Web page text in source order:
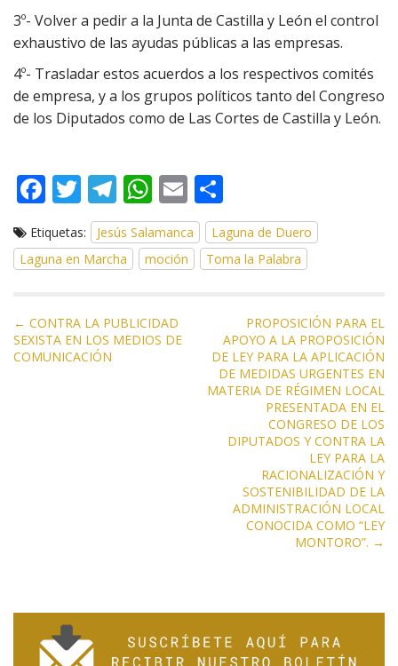
3º- Volver a pedir a la Junta de Castilla y León el control
exhaustivo de las ayudas públicas a las empresas.
4º- Trasladar estos acuerdos a los respectivos comités
de empresa, y a los grupos políticos tanto del Congreso
de los Diputados como de Las Cortes de Castilla y León.
F
e
b
o
k
T
w
itt
er
T
el
e
gr
m
W
h
at
s
p
E
m
ai
l
o
m
p
ti
r
Etiquetas: Jesús Salamanca
Laguna de Duero
Laguna en Marcha
moción Toma la Palabra
N
a
← CONTRA LA PUBLICIDAD
SEXISTA EN LOS MEDIOS DE
COMUNICACIÓN
PROPOSICIÓN PARA EL
APOYO A LA PROPOSICIÓN
DE LEY PARA LA APLICACIÓN
DE MEDIDAS URGENTES EN
MATERIA DE RÉGIMEN LOCAL
PRESENTADA EN EL
CONGRESO DE LOS
DIPUTADOS Y CONTRA LA
LEY PARA LA
RACIONALIZACIÓN Y
SOSTENIBILIDAD DE LA
ADMINISTRACIÓN LOCAL
CONOCIDA COMO “LEY
MONTORO”. →